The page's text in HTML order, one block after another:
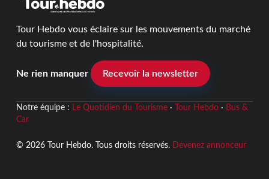
Tour Hebdo vous éclaire sur les mouvements du marché
du tourisme et de l'hospitalité.
Ne rien manquer Recevoir la newsletter
Notre équipe : Le Quotidien du Tourisme· Tour Hebdo· Bus &
Car
© 2026 Tour Hebdo. Tous droits réservés. Devenez annonceur